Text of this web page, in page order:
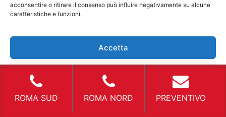
acconsentire o ritirare il consenso può influire negativamente su alcune
caratteristiche e funzioni.
Accetta
Visualizza le preferenze
quanto riguarda i privati, e delle referenze
valide per quanto riguarda le aziende. Si tratta
valida alternativa al pagamento cash.
Naturalmente i clienti che usufruiscono di
questo metodo di pagamento andranno a
pagare degli interessi, come un qualsiasi
finanziamento, ed è meglio valutare se l’affitto
ROMA SUD ROMA NORD PREVENTIVO